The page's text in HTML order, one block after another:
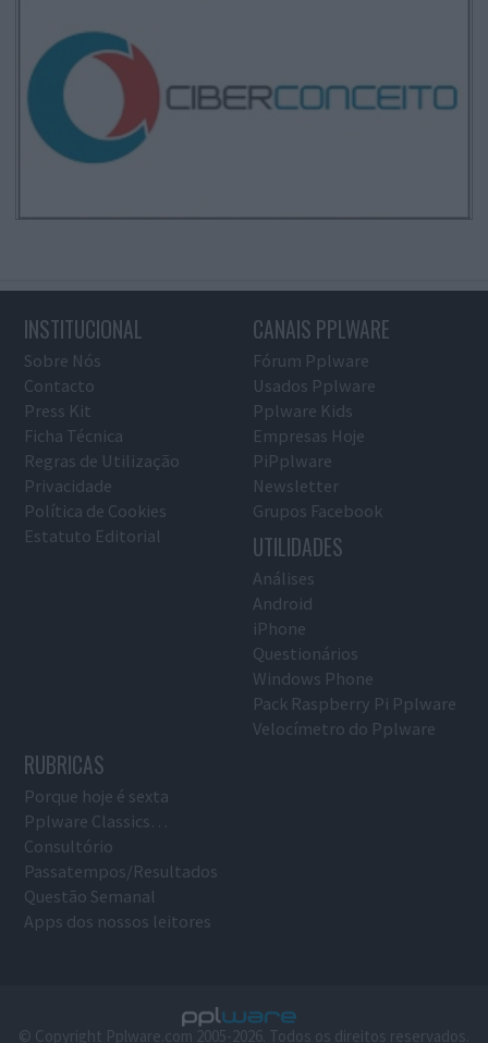
INSTITUCIONAL
Sobre Nós
Contacto
Press Kit
Ficha Técnica
Regras de Utilização
Privacidade
Política de Cookies
Estatuto Editorial
CANAIS PPLWARE
Fórum Pplware
Usados Pplware
Pplware Kids
Empresas Hoje
PiPplware
Newsletter
Grupos Facebook
UTILIDADES
Análises
Android
iPhone
Questionários
Windows Phone
Pack Raspberry Pi Pplware
Velocímetro do Pplware
RUBRICAS
Porque hoje é sexta
Pplware Classics…
Consultório
Passatempos/Resultados
Questão Semanal
Apps dos nossos leitores
© Copyright Pplware.com 2005-2026. Todos os direitos reservados.